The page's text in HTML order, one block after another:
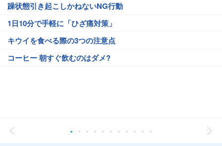
躁状態引き起こしかねないNG行動
1日10分で手軽に「ひざ痛対策」
キウイを食べる際の3つの注意点
コーヒー 朝すぐ飲むのはダメ?